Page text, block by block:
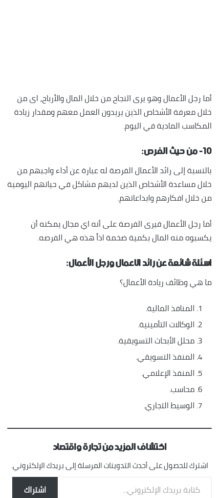
أما رجل الأعمال وهو يرى النجاح من خلال المال والأرباح، اى من
خلال معرفة الأشخاص الذين يريدون العمل معهم ومقدار زيادة
المكاسب المادية في اليوم.
١٠- من حيث الفرص:
بالنسبة إلى رائد الأعمال الفرصة له عبارة عن أداء واجبهم من
خلال مساعدة الأشخاص الذين لديهم مشاكل في حياتهم اليومية
من خلال افكارهم وابداعاتهم.
أما رجل الأعمال فيرى الفرصة على أنه اي مجال يمكنه أن
يكسبوه منه المال بكمية ضخمة اذاً هذه هي الفرصه.
اسئلة شائعة عن رائد الاعمال ورجل الأعمال:
ما هي وظائف ريادة الأعمال؟
المنافذ المالية.
الوكالات التأمينية.
محلل الأبحاث التسويقية.
المنفذ التسويقي.
المنفذ الإعلامي.
محاسب.
الوسيط التجاري.
اكتشاف المزيد من تجارة واقتصاد
اشترك للحصول على أحدث التدوينات المرسلة إلى بريدك الإلكتروني.
كتابة بريدك الإلكتروني...
اشتراك